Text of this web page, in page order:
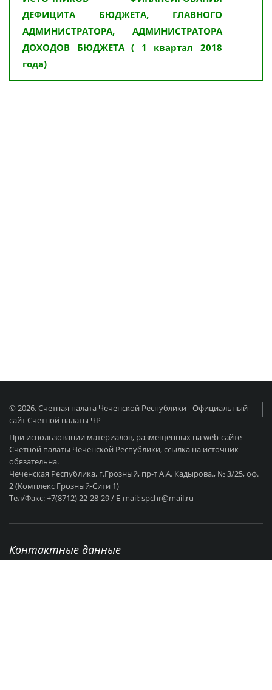
ДЕФИЦИТА БЮДЖЕТА, ГЛАВНОГО
АДМИНИСТРАТОРА, АДМИНИСТРАТОРА
ДОХОДОВ БЮДЖЕТА ( 1 квартал 2018
года)
© 2026. Счетная палата Чеченской Республики - Официальный
сайт Счетной палаты ЧР
При использовании материалов, размещенных на web-сайте
Счетной палаты Чеченской Республики, ссылка на источник
обязательна.
Чеченская Республика, г.Грозный, пр-т А.А. Кадырова., № 3/25, оф.
2 (Комплекс Грозный-Сити 1)
Тел/Факс: +7(8712) 22-28-29 / E-mail: spchr@mail.ru
Контактные данные